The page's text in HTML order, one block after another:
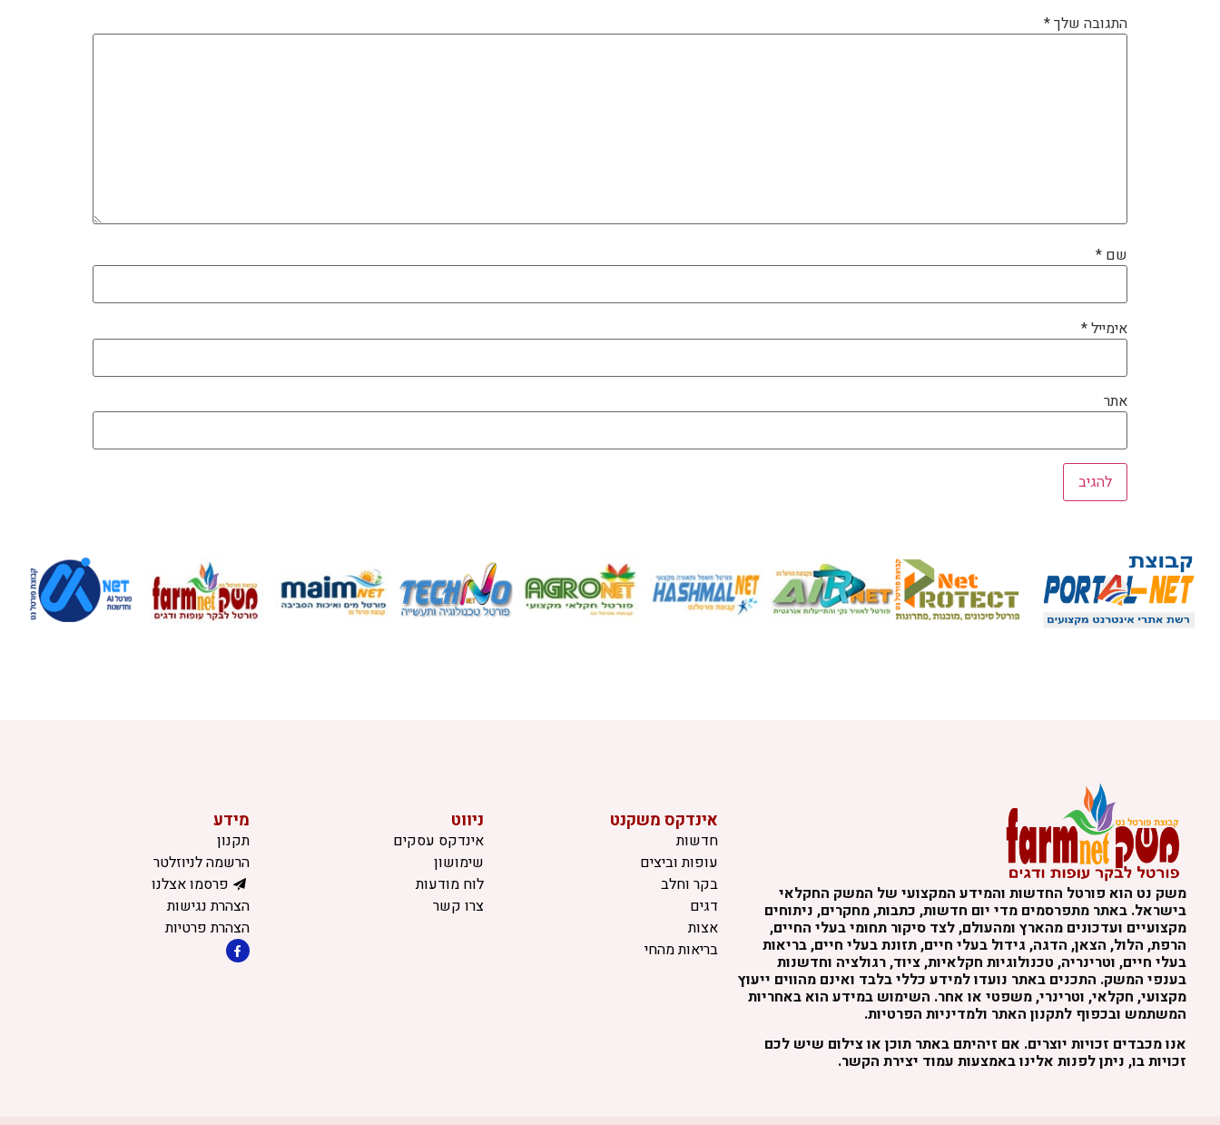
התגובה שלך*
שם *
אימייל*
אתר
משק נט הוא פורטל החדשות והמידע המקצועי של המשק החקלאי
בישראל. באתר מתפרסמים מדי יום חדשות, כתבות, מחקרים, ניתוחים
מקצועיים ועדכונים מהארץ ומהעולם, לצד סיקור תחומי בעלי החיים,
הרפת, הלול, הצאן, הדגה, גידול בעלי חיים, תזונת בעלי חיים, בריאות
בעלי חיים, וטרינריה, טכנולוגיות חקלאיות, ציוד, רגולציה וחדשנות
בענפי המשק. התכנים באתר נועדו למידע כללי בלבד ואינם מהווים ייעוץ
מקצועי, חקלאי, וטרינרי, משפטי או אחר. השימוש במידע הוא באחריות
המשתמש ובכפוף לתקנון האתר ולמדיניות הפרטיות.
אנו מכבדים זכויות יוצרים. אם זיהיתם באתר תוכן או צילום שיש לכם
זכויות בו, ניתן לפנות אלינו באמצעות עמוד יצירת הקשר.
אינדקס משקנט
חדשות
עופות וביצים
בקר וחלב
דגים
אצות
בריאות מהחי
ניווט
אינדקס עסקים
שימושון
לוח מודעות
צרו קשר
מידע
תקנון
הרשמה לניוזלטר
פרסמו אצלנו
הצהרת נגישות
הצהרת פרטיות